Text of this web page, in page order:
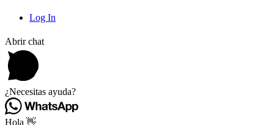
Log In
Abrir chat
¿Necesitas ayuda?
Hola 👋